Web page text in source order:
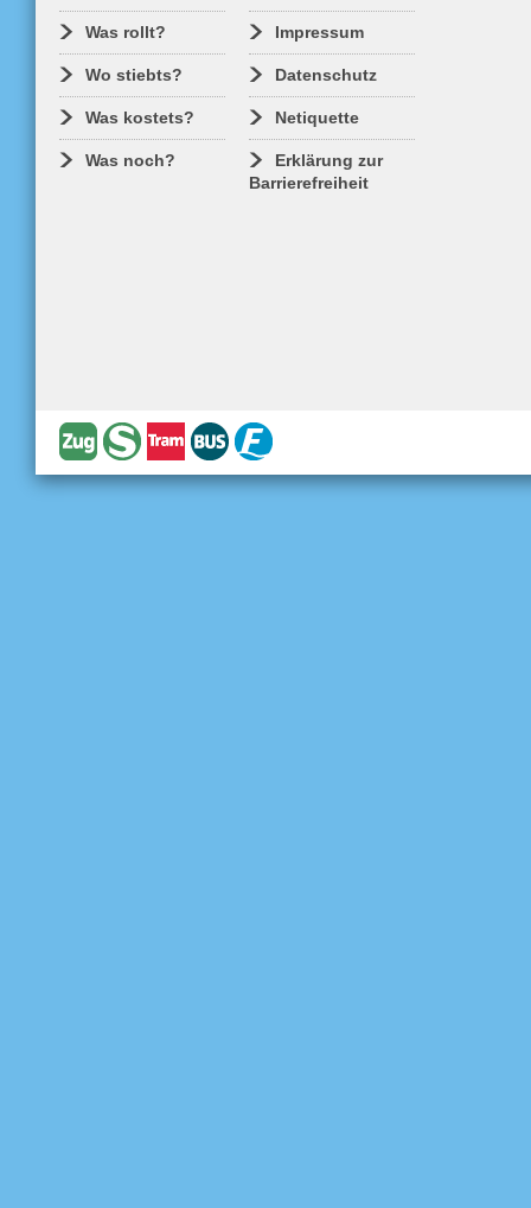
Was rollt?
Wo stiebts?
Was kostets?
Was noch?
Impressum
Datenschutz
Netiquette
Erklärung zur
Barrierefreiheit